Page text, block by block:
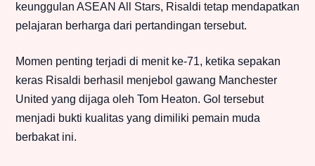
keunggulan ASEAN All Stars, Risaldi tetap mendapatkan
pelajaran berharga dari pertandingan tersebut.
Momen penting terjadi di menit ke-71, ketika sepakan
keras Risaldi berhasil menjebol gawang Manchester
United yang dijaga oleh Tom Heaton. Gol tersebut
menjadi bukti kualitas yang dimiliki pemain muda
berbakat ini.